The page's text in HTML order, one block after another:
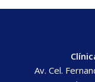
Av. Cel.